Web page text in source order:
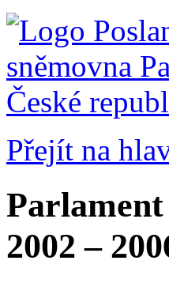
Přejít na
Parlament
2002 –